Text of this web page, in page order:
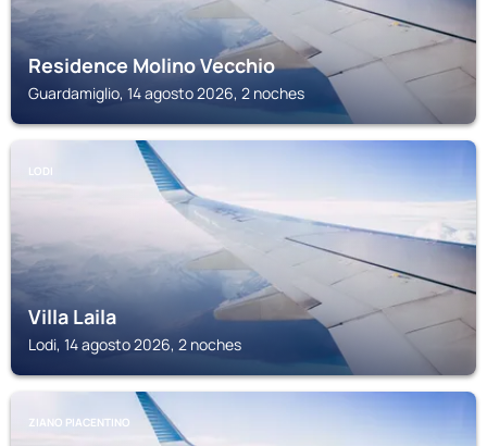
Residence Molino Vecchio
Guardamiglio, 14 agosto 2026, 2 noches
LODI
Villa Laila
Lodi, 14 agosto 2026, 2 noches
ZIANO PIACENTINO